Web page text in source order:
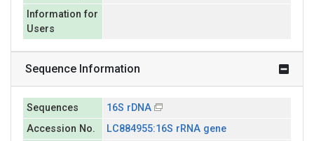
Information for
Users
Sequence Information
Sequences
16S rDNA
Accession No.
LC884955:16S rRNA gene